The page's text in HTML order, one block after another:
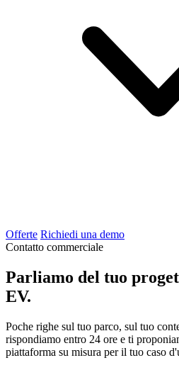
Offerte Richiedi una demo
Contatto commerciale
Parliamo del tuo
EV.
Poche righe sul tuo parco, sul tuo
rispondiamo entro 24 ore e ti
piattaforma su misura per il tuo caso